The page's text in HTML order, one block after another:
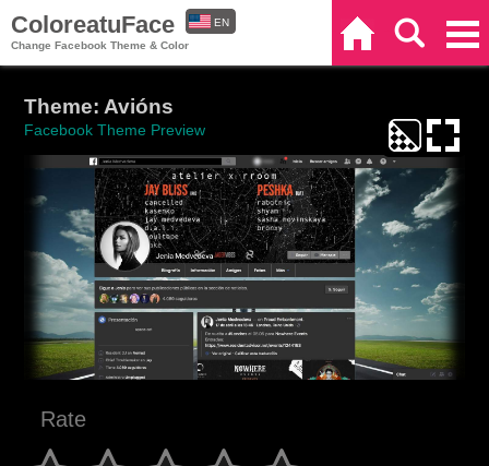
ColoreatuFace
Change Facebook Theme & Color
EN
Theme: Avións
Facebook Theme Preview
Rate